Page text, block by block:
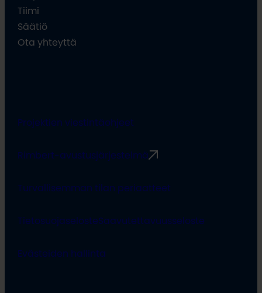
Tiimi
Säätiö
Ota yhteyttä
Projektien viestintäohjeet
Rimbert-avustusjärjestelmä
Turvallisemman tilan periaatteet
TietosuojaselosteSaavutettavuusseloste
Evästeiden hallinta